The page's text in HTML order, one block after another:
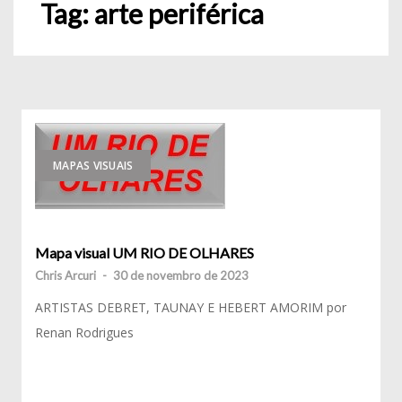
Tag:arte periférica
MAPAS VISUAIS
Mapa visual UM RIO DE OLHARES
Chris Arcuri - 30 de novembro de 2023
ARTISTAS DEBRET, TAUNAY E HEBERT AMORIM por
Renan Rodrigues